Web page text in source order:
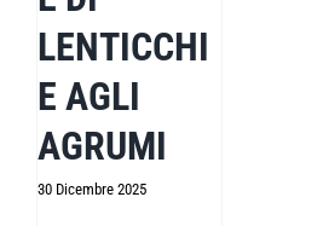
LENTICCHI
E AGLI
AGRUMI
30 Dicembre 2025